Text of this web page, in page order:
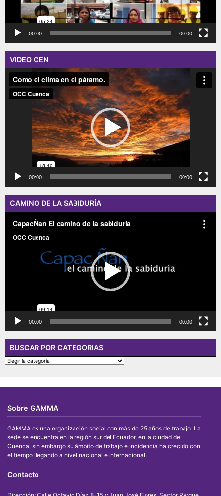
00:00 00:00
VIDEO CEN
Reproductor
vídeo
00:00 00:00
CAMINO DE LA SABIDURÍA
00:00 00:00
BUSCAR POR CATEGORIAS
BUSCAR
POR
Sobre GAMMA
GAMMA es una organización social con más de 25 años de trabajo. La
sede se encuentra en la región sur del Ecuador, en la ciudad de
Cuenca, sin embargo su ámbito de trabajo e incidencia ha crecido con
el tiempo llegando a nivel nacional e internacional.
Contacto